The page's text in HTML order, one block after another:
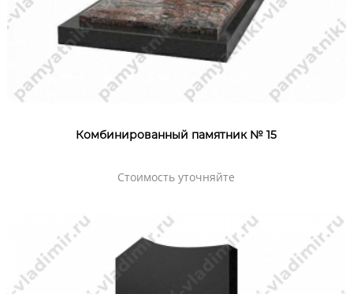
Комбинированный памятник № 15
Стоимость уточняйте